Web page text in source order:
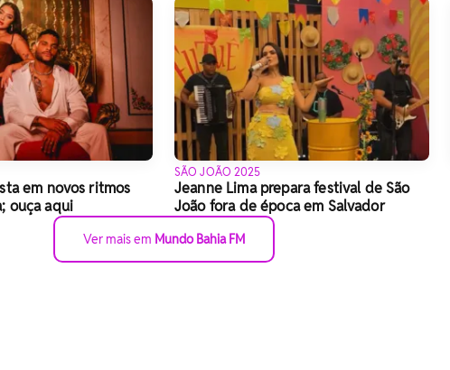
em novos ritmos
ouça aqui
SÃO JOÃO 2025
Jeanne Lima prepara festival de São
João fora de época em Salvador
Ver mais em Mundo Bahia FM